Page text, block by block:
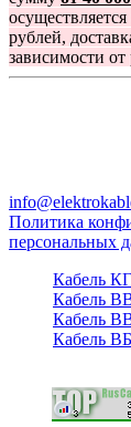
рублей,
зависимости от
Политика
персональных
Кабель КГ
Кабель
Кабель
Кабель